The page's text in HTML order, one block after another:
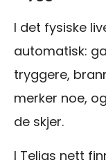
I det fysiske
automatisk:
tryggere,
merker noe,
de skjer.
I Telias nett